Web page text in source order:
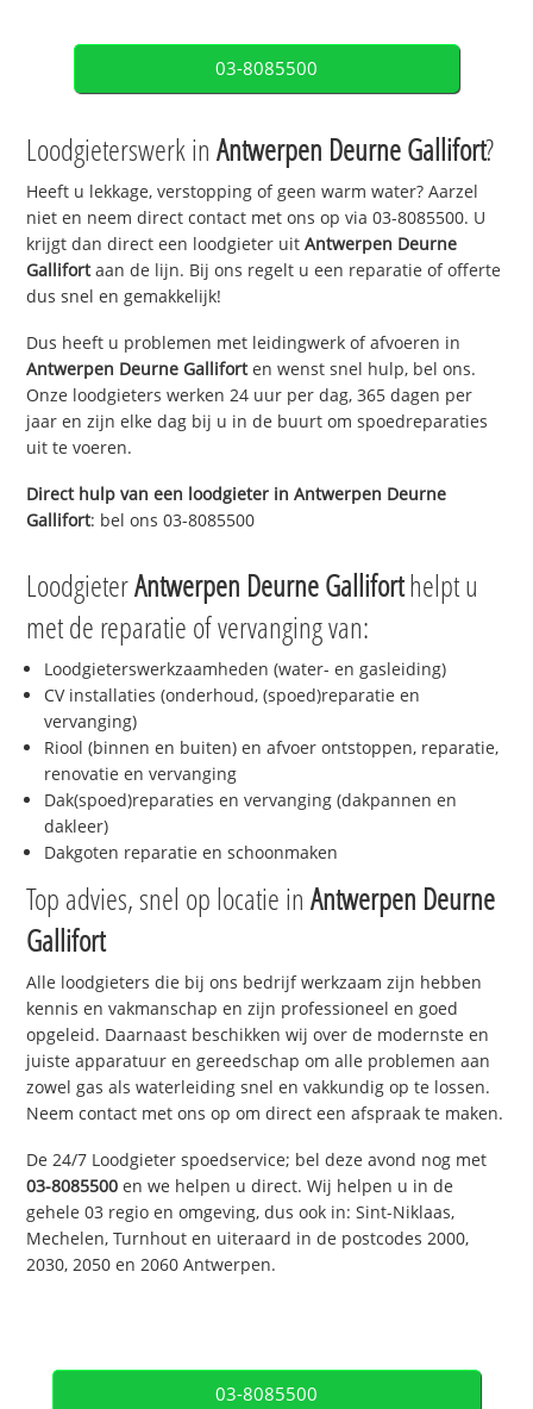
03-8085500
Loodgieterswerk inAntwerpen Deurne Gallifort?
Heeft u lekkage, verstopping of geen warm water? Aarzel
niet en neem direct contact met ons op via 03-8085500. U
krijgt dan direct een loodgieter uitAntwerpen Deurne
Gallifortaan de lijn. Bij ons regelt u een reparatie of offerte
dus snel en gemakkelijk!
Dus heeft u problemen met leidingwerk of afvoeren in
Antwerpen Deurne Galliforten wenst snel hulp, bel ons.
Onze loodgieters werken 24 uur per dag, 365 dagen per
jaar en zijn elke dag bij u in de buurt om spoedreparaties
uit te voeren.
Direct hulp van een loodgieter inAntwerpen Deurne
Gallifort: bel ons 03-8085500
LoodgieterAntwerpen Deurne Galliforthelpt u
met de reparatie of vervanging van:
Loodgieterswerkzaamheden (water- en gasleiding)
CV installaties (onderhoud, (spoed)reparatie en
vervanging)
Riool (binnen en buiten) en afvoer ontstoppen, reparatie,
renovatie en vervanging
Dak(spoed)reparaties en vervanging (dakpannen en
dakleer)
Dakgoten reparatie en schoonmaken
Top advies, snel op locatie inAntwerpen Deurne
Gallifort
Alle loodgieters die bij ons bedrijf werkzaam zijn hebben
kennis en vakmanschap en zijn professioneel en goed
opgeleid. Daarnaast beschikken wij over de modernste en
juiste apparatuur en gereedschap om alle problemen aan
zowel gas als waterleiding snel en vakkundig op te lossen.
Neem contact met ons op om direct een afspraak te maken.
De 24/7 Loodgieter spoedservice; bel deze avond nog met
03-8085500 en we helpen u direct. Wij helpen u in de
gehele 03 regio en omgeving, dus ook in: Sint-Niklaas,
Mechelen, Turnhout en uiteraard in de postcodes 2000,
2030, 2050 en 2060 Antwerpen.
03-8085500